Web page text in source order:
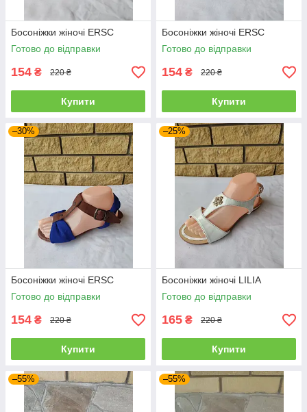
Босоніжки жіночі ERSC
Готово до відправки
154 ₴ 220 ₴
Купити
Босоніжки жіночі ERSC
Готово до відправки
154 ₴ 220 ₴
Купити
–30%
Босоніжки жіночі ERSC
Готово до відправки
154 ₴ 220 ₴
Купити
–25%
Босоніжки жіночі LILIA
Готово до відправки
165 ₴ 220 ₴
Купити
–55% –55%